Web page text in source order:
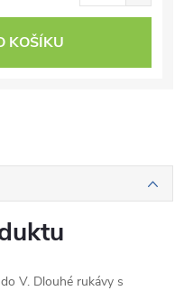
KOŠÍKU
V. Dlouhé rukávy s